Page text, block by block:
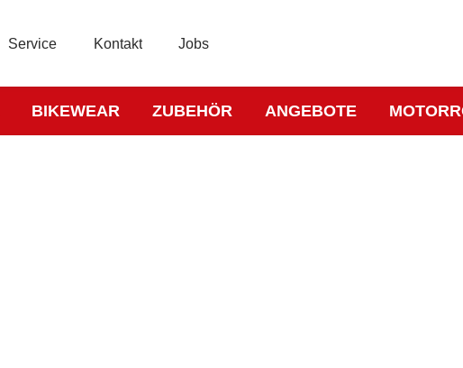
Service Kontakt Jobs
BIKEWEAR ZUBEHÖR ANGEBOTE